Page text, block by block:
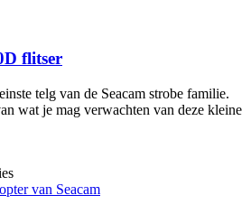
flitser
telg van de Seacam strobe familie.
wat je mag verwachten van deze kleine